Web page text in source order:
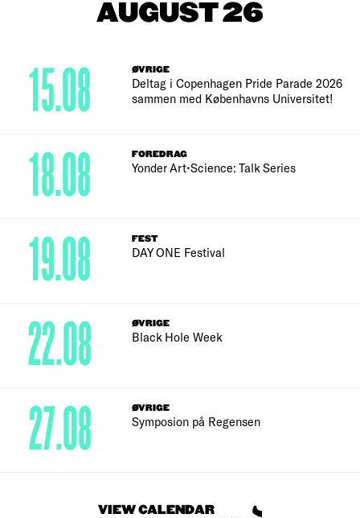
AUGUST 26
ØVRIGE
Deltag i Copenhagen Pride Parade 2026
sammen med Københavns Universitet!
15.08
FOREDRAG
Yonder Art•Science: Talk Series
18.08
FEST
DAY ONE Festival
19.08
ØVRIGE
Black Hole Week
22.08
ØVRIGE
Symposion på Regensen
27.08
VIEW CALENDAR